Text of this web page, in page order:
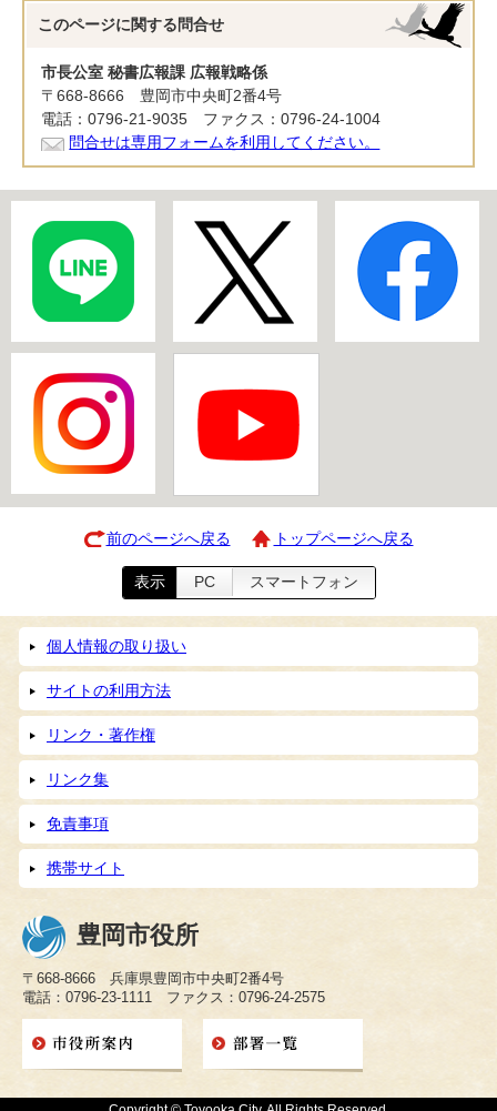
このページに関する 問合せ
市長公室 秘書広報課 広報戦略係
〒668-8666 豊岡市中央町2番4号
電話：0796-21-9035 ファクス：0796-24-1004
問合せは専用フォームを利用してください。
前のページへ戻る トップページへ戻る
表示 PC スマートフォン
個人情報の取り扱い
サイトの利用方法
リンク・著作権
リンク集
免責事項
携帯サイト
豊岡市役所
〒668-8666 兵庫県豊岡市中央町2番4号
電話：0796-23-1111 ファクス：0796-24-2575